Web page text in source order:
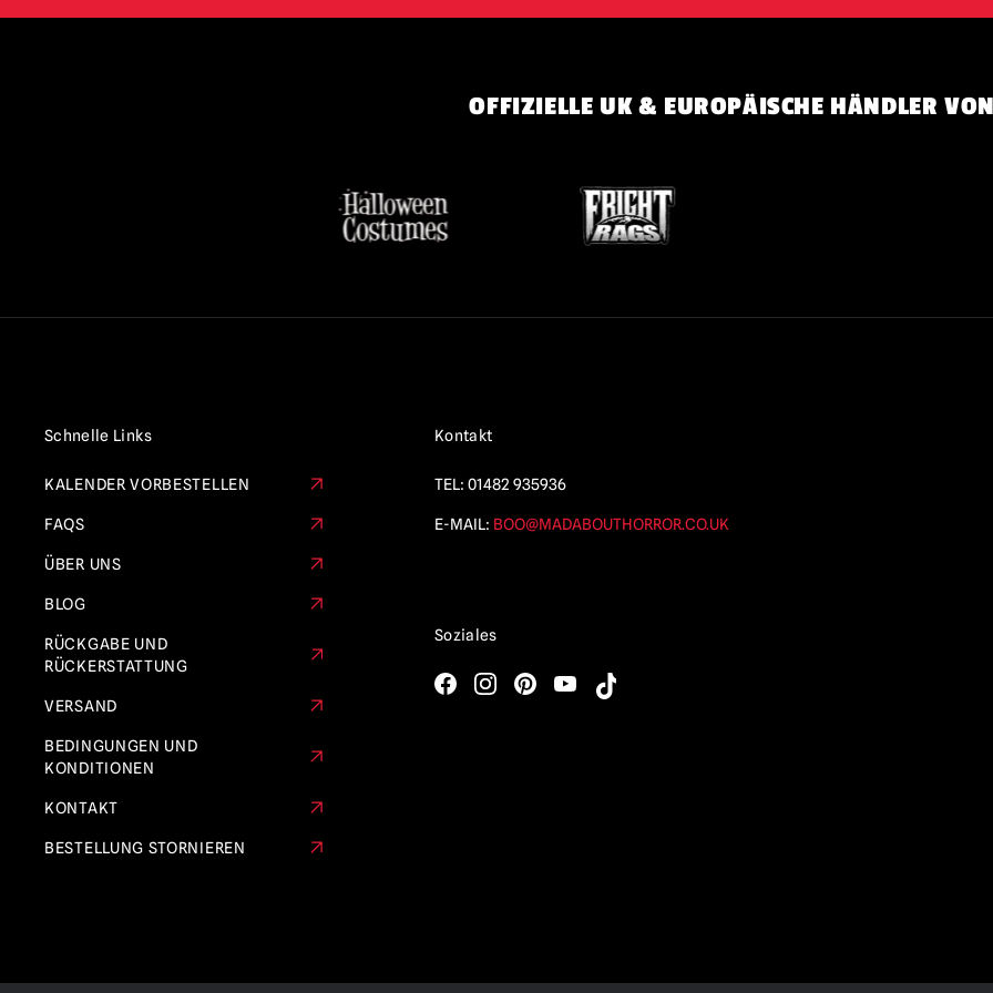
OFFIZIELLE UK & EUROPÄISCHE HÄNDLER
Schnelle Links
KALENDER VORBESTELLEN
FAQS
ÜBER UNS
BLOG
RÜCKGABE UND
RÜCKERSTATTUNG
VERSAND
BEDINGUNGEN UND
KONDITIONEN
KONTAKT
BESTELLUNG STORNIEREN
Kontakt
TEL: 01482 935936
E-MAIL: BOO@MADABOUTHORROR.CO.UK
Soziales